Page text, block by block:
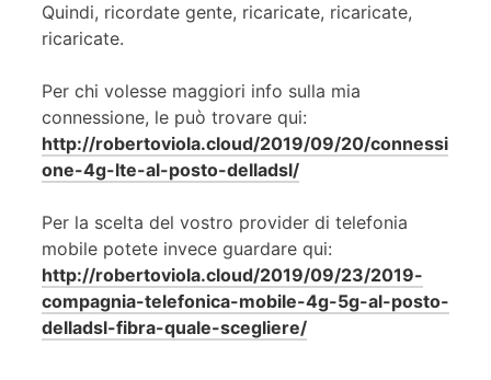
Quindi, ricordate gente, ricaricate, ricaricate,
ricaricate.
Per chi volesse maggiori info sulla mia
connessione, le può trovare qui:
http://robertoviola.cloud/2019/09/20/connessi
one-4g-lte-al-posto-delladsl/
Per la scelta del vostro provider di telefonia
mobile potete invece guardare qui:
http://robertoviola.cloud/2019/09/23/2019-
compagnia-telefonica-mobile-4g-5g-al-posto-
delladsl-fibra-quale-scegliere/